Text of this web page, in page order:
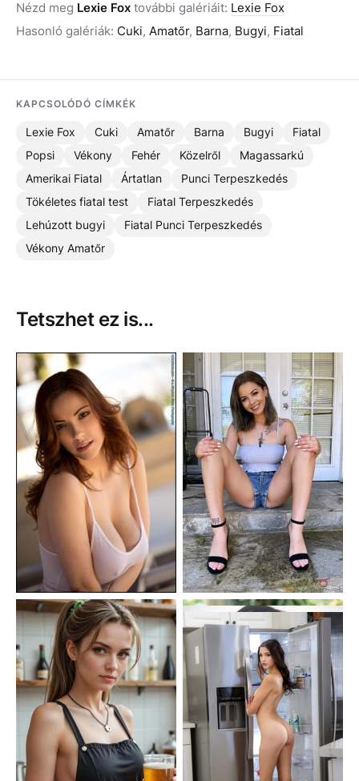
Nézd meg Lexie Fox további galériáit: Lexie Fox
Hasonló galériák: Cuki, Amatőr, Barna, Bugyi, Fiatal
KAPCSOLÓDÓ CÍMKÉK
Lexie Fox Cuki Amatőr Barna Bugyi
Fiatal
Popsi
Vékony Fehér Közelről
Magassarkú
Amerikai Fiatal
Ártatlan
Punci Terpeszkedés
Tökéletes fiatal test
Fiatal Terpeszkedés
Lehúzott bugyi
Fiatal Punci Terpeszkedés
Vékony Amatőr
Tetszhet ez is...